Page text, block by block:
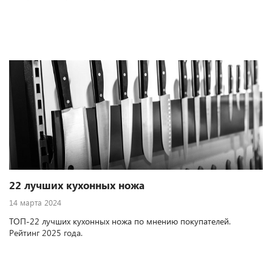
22 лучших кухонных ножа
14 марта 2024
ТОП-22 лучших кухонных ножа по мнению покупателей.
Рейтинг 2025 года.